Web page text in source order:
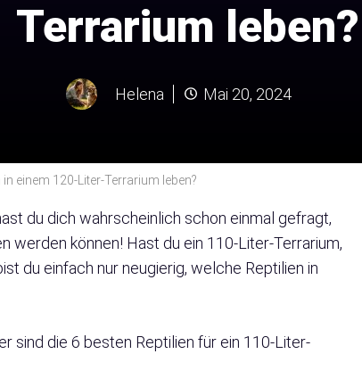
Terrarium leben?
Helena Mai 20, 2024
einem 120-Liter-Terrarium leben?
du dich wahrscheinlich schon einmal gefragt,
werden können! Hast du ein 110-Liter-Terrarium,
du einfach nur neugierig, welche Reptilien in
sind die 6 besten Reptilien für ein 110-Liter-